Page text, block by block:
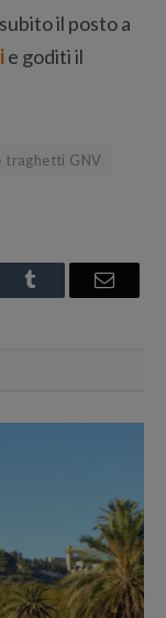
il posto a
e goditi il
traghetti GNV
Tumblr Email